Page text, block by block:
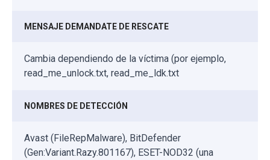
MENSAJE DEMANDATE DE RESCATE
Cambia dependiendo de la víctima (por ejemplo,
read_me_unlock.txt, read_me_ldk.txt
NOMBRES DE DETECCIÓN
Avast (FileRepMalware), BitDefender
(Gen:Variant.Razy.801167), ESET-NOD32 (una